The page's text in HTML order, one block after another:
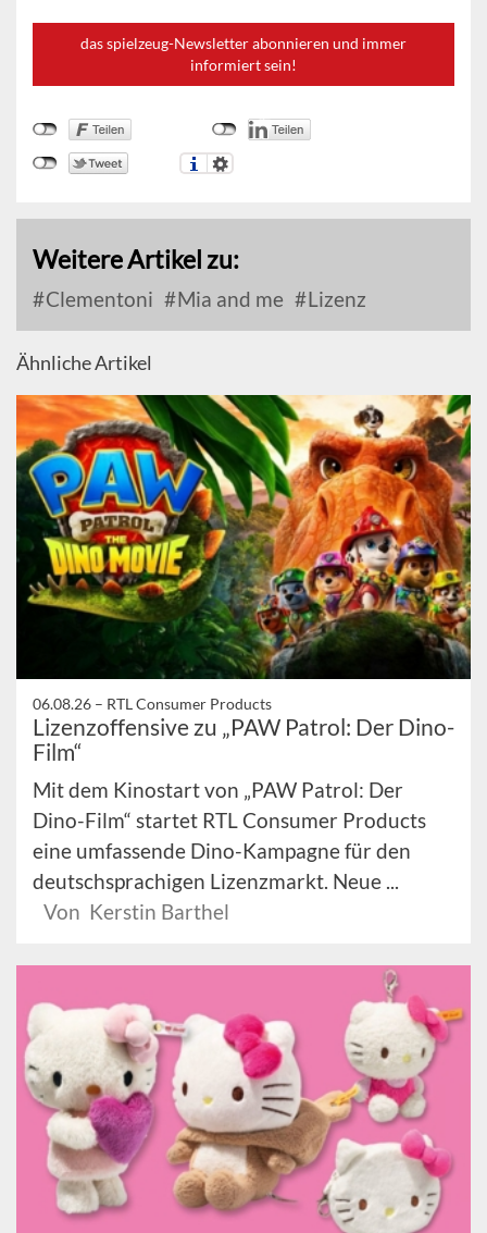
das spielzeug-Newsletter abonnieren und immer
informiert sein!
Weitere Artikel zu:
Clementoni Mia and me Lizenz
Ähnliche Artikel
06.08.26 – RTL Consumer Products
Lizenzoffensive zu „PAW Patrol: Der Dino-
Film“
Mit dem Kinostart von „PAW Patrol: Der
Dino-Film“ startet RTL Consumer Products
eine umfassende Dino-Kampagne für den
deutschsprachigen Lizenzmarkt. Neue ...
Von Kerstin Barthel